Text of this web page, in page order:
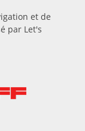
et de
par Let's